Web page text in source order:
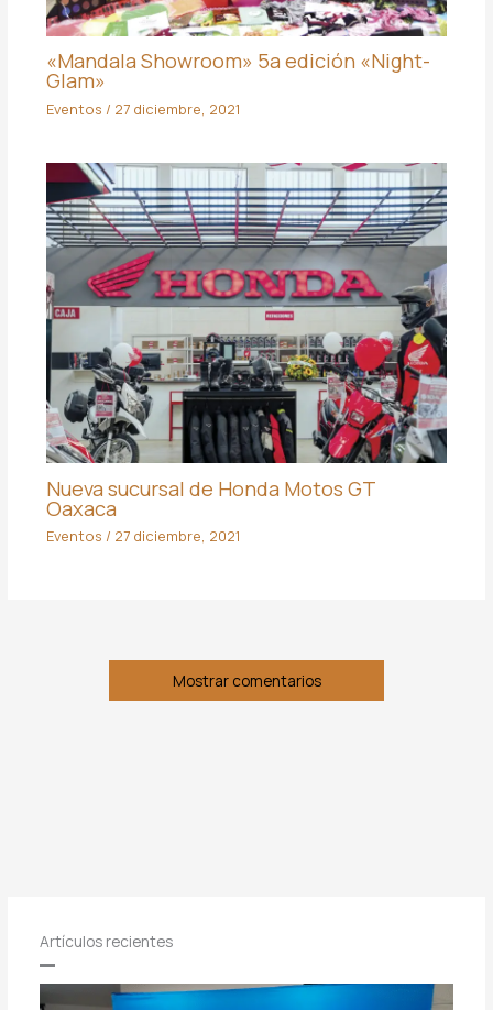
«Mandala Showroom» 5a edición «Night-
Glam»
Eventos / 27 diciembre, 2021
Nueva sucursal de Honda Motos GT
Oaxaca
Eventos / 27 diciembre, 2021
Mostrar comentarios
Artículos recientes